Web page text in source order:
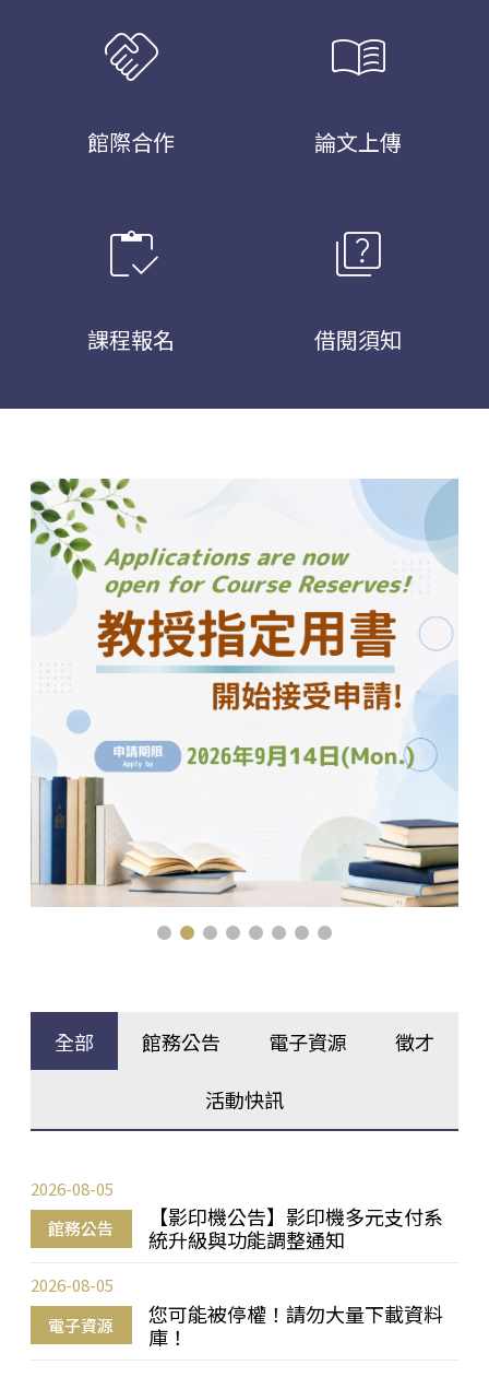
handshake
館際合作
menu_book
論文上傳
inventory
課程報名
quiz
借閱須知
全部 館務公告 電子資源 徵才
活動快訊
館務公告
【影印機公告】影印機多元支付系
統升級與功能調整通知
2026-08-05
電子資源
您可能被停權！請勿大量下載資料
庫！
2026-08-05